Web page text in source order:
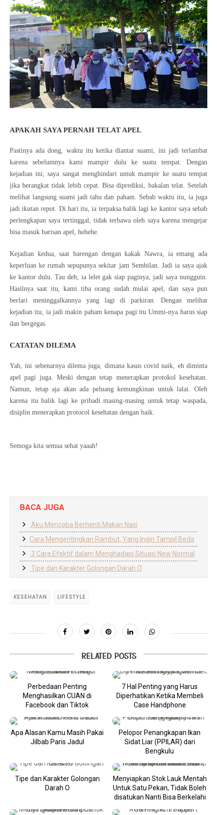
APAKAH SAYA PERNAH TELAT APEL
Pastinya ada dong, waktu itu ketika diantar suami, ini jadi terlambat
karena sebelumnya kami mampir dulu ke suatu tempat. Dengan
kejadian ini, saya sangat menghindari untuk mampir ke suatu tempat
jika berangkat tidak lebih cepat. Bisa diprediksi, bakalan telat. Setelah
melihat langsung suami jadi tahu dan paham. Sebab waktu itu, ia juga
jadi ikutan repot. Di hari itu, ia terpaksa balik lagi ke kantor saya sebab
perlengkapan saya tertinggal, tidak terbawa oleh saya karena mengejar
bisa masuk barisan apel, hehehe.
Kejadian kedua, saat barengan dengan kakak Nawra, ia emang ada
keperluan ke rumah sepupunya sekitar jam Sembilan. Jadi ia saya ajak
ke kantor dulu. Tau deh, ia lelet gak siap paginya, jadi saya nungguin.
Hasilnya saat itu, kami tiba orang sudah mulai apel, dan saya pun
berlari meninggalkannya yang lagi di parkiran. Dengan melihat
kejadian itu, ia jadi makin paham kenapa pagi itu Ummi-nya harus siap
dan bergegas.
CATATAN DILEMA
Yah, ini sebenarnya dilema juga, dimana kasus covid naik, eh diminta
apel pagi juga. Meski dengan tetap menerapkan protokol kesehatan.
Namun, tetap aja akan ada peluang kemungkinan untuk lalai. Oleh
karena itu balik lagi ke pribadi masing-masing untuk tetap waspada,
disiplin menerapkan protocol kesehatan dengan baik.
Semoga kita semua sehat yaaah!
BACA JUGA
Aku Mencoba Berhenti Makan Nasi
Cara Mengeritingkan Rambut, Yang Ingin Tampil Beda
3 Cara Efektif dalam Menghadapi Situasi New Normal
Tipe dan Karakter Golongan Darah O
KESEHATAN LIFESTYLE
RELATED POSTS
Perbedaan Penting
Menghasilkan CUAN di
Facebook dan Tiktok
7 Hal Penting yang Harus
Diperhatikan Ketika Membeli
Case Handphone
Apa Alasan Kamu Masih Pakai
Jilbab Paris Jadul
Pelopor Penangkapan Ikan
Sidat Liar (PPILAR) dari
Bengkulu
Tipe dan Karakter Golongan
Darah O
Menyiapkan Stok Lauk Mentah
Untuk Satu Pekan, Tidak Boleh
disatukan Nanti Bisa Berkelahi